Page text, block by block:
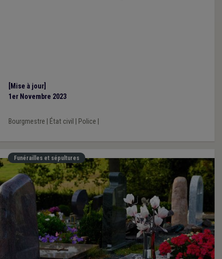
[Mise à jour]
1er Novembre 2023
Bourgmestre État civil Police
Funérailles et sépultures